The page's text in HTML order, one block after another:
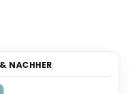
NACHHER